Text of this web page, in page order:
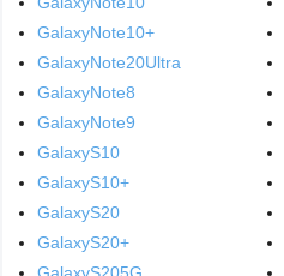
GalaxyNote10+
GalaxyNote20Ultra
GalaxyNote8
GalaxyNote9
GalaxyS10
GalaxyS10+
GalaxyS20
GalaxyS20+
GalaxyS205G